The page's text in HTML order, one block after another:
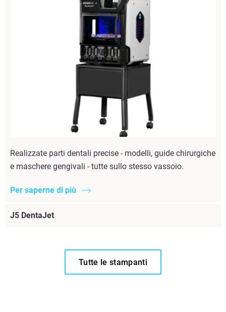
Realizzate parti dentali precise - modelli, guide chirurgiche
e maschere gengivali - tutte sullo stesso vassoio.
Per saperne di più
J5 DentaJet
Tutte le stampanti